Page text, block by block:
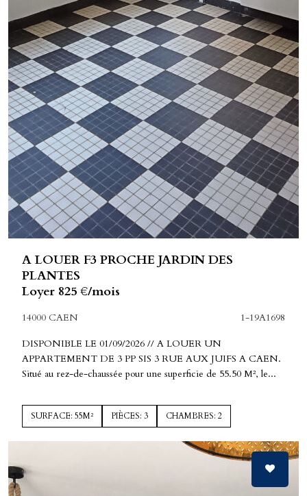
A LOUER F3 PROCHE JARDIN DES
PLANTES
Loyer 825 €/mois
14000 CAEN
1-19A1698
DISPONIBLE LE 01/09/2026 // A LOUER UN
APPARTEMENT DE 3 PP SIS 3 RUE AUX JUIFS A CAEN.
Situé au rez-de-chaussée pour une superficie de 55.50 M², le...
SURFACE: 55M² PIÈCES: 3 CHAMBRES: 2